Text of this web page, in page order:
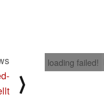
loading failed!
⟩